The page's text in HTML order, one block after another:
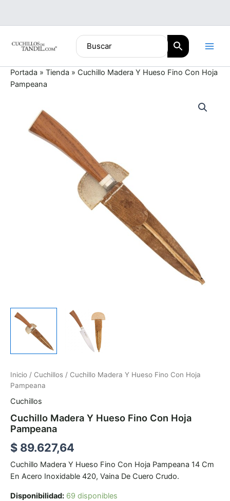
contenido
Portada » Tienda » Cuchillo Madera Y Hueso Fino Con Hoja
Pampeana
Inicio / Cuchillos / Cuchillo Madera Y Hueso Fino Con Hoja
Pampeana
Cuchillos
Cuchillo Madera Y Hueso Fino Con Hoja
Pampeana
$ 89.627,64
Cuchillo Madera Y Hueso Fino Con Hoja Pampeana 14 Cm
En Acero Inoxidable 420, Vaina De Cuero Crudo.
Disponibilidad: 69 disponibles
Hueso